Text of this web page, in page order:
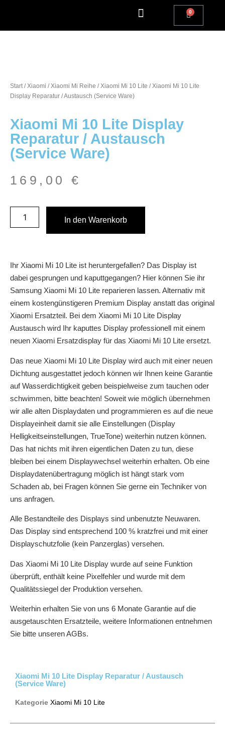
Start/Xiaomi /Xiaomi Mi Reihe /Xiaomi Mi 10 Lite / Xiaomi Mi 10 Lite
Display Reparatur / Austausch (Service Ware)
Xiaomi Mi 10 Lite Display
Reparatur / Austausch
(Service Ware)
169,00 €
In den Warenkorb
Ihr Xiaomi Mi 10 Lite ist heruntergefallen? Das Display ist
dabei gesprungen und kaputtgegangen? Hier können Sie ihr
Samsung Xiaomi Mi 10 Lite reparieren lassen. Alternativ mit
einem kostengünstigeren Premium Display anstatt das original
Xiaomi Ersatzteil. Bei dem Xiaomi Mi 10 Lite Display
Austausch wird Ihr kaputtes Display professionell mit einem
neuen Xiaomi Ersatzdisplay für das Xiaomi Mi 10 Lite ersetzt.
Das neue Xiaomi Mi 10 Lite Display wird auch mit einer neuen
Dichtung ausgestattet jedoch können wir Ihnen keine Garantie
auf Wasserdichtigkeit geben beispielweise zum tauchen oder
schwimmen, bitte beachten! Soweit wie möglich übernehmen
wir alle alten Displaydaten und programmieren es auf die neue
Displayeinheit damit sie alle Einstellungen (Display
Helligkeitseinstellungen, TrueTone) weiterhin nutzen können.
Das hat nichts mit ihren eigentlichen Daten zu tun, diese
bleiben bei einem Displaywechsel weiterhin erhalten. Ob eine
Displaydatenübertragung möglich ist hängt stark vom
Schaden ab, bei Fragen können Sie gerne ein Techniker von
uns anfragen.
Alle Bestandteile des Displays sind unbenutzte Neuwaren.
Das Display sind entsprechend 100 % kratzfrei und mit einer
Displayschutzfolie (kein Panzerglas) versehen.
Das Xiaomi Mi 10 Lite Display wurde auf seine Funktion
überprüft, enthält keine Pixelfehler und wurde mit dem
Qualitätssiegel der Produktion versehen.
Weiterhin erhalten Sie von uns 6 Monate Garantie auf die
ausgetauschten Ersatzteile, weitere Informationen entnehmen
Sie bitte unseren AGBs.
Xiaomi Mi 10 Lite Display Reparatur / Austausch
(Service Ware)
Kategorie Xiaomi Mi 10 Lite